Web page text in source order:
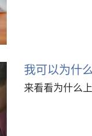
我可以为什
来看看为什么